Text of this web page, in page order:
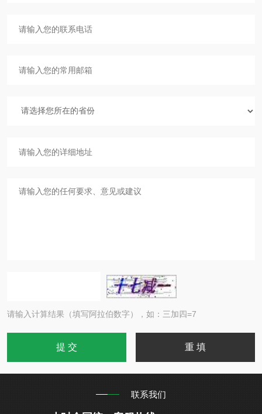
请输入计算结果（填写阿拉伯数字），如：三加四=7
联系我们